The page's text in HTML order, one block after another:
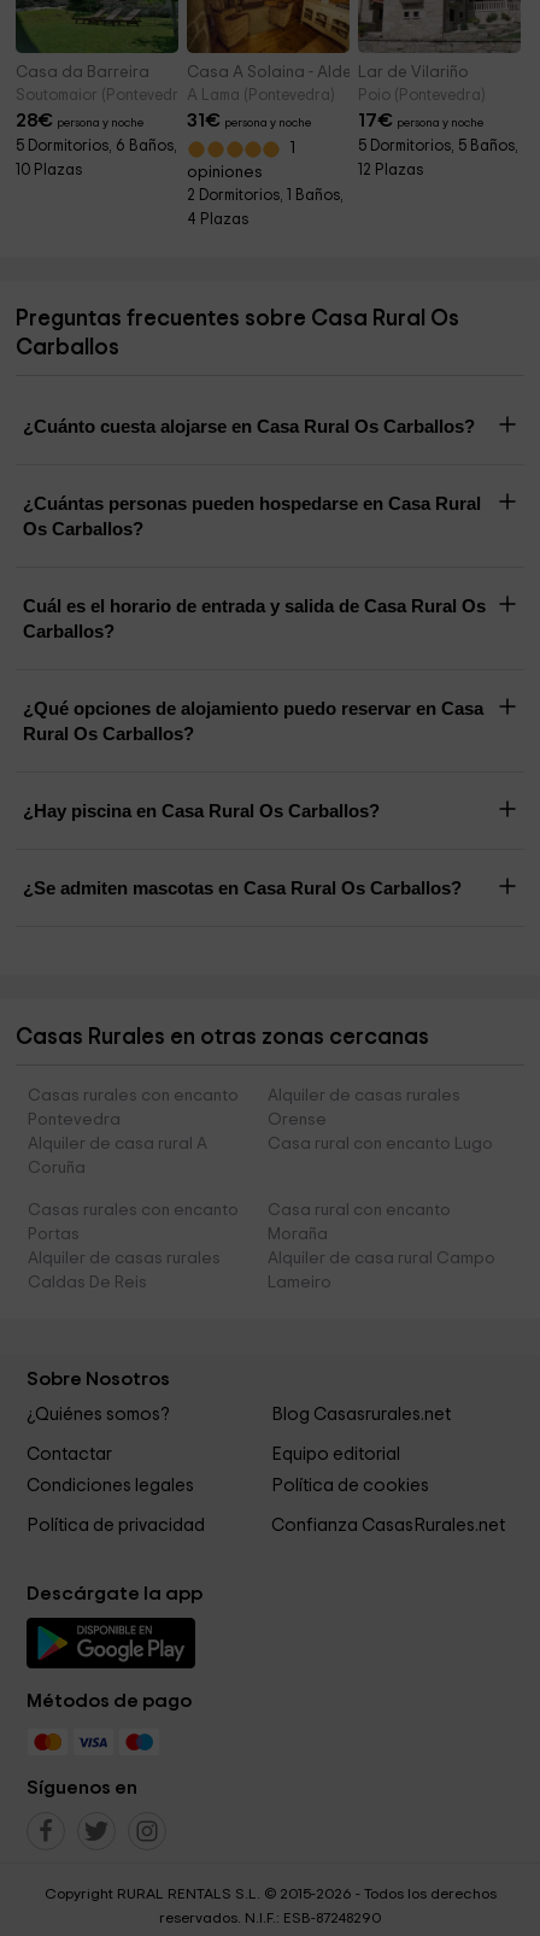
Casa da Barreira
Soutomaior (Pontevedra)
28€ persona y noche
5 Dormitorios, 6 Baños,
10 Plazas
Casa A Solaina - Aldea do Portomartiño
A Lama (Pontevedra)
31€ persona y noche
opiniones
2 Dormitorios, 1 Baños,
4 Plazas
Lar de Vilariño
Poio (Pontevedra)
17€ persona y noche
5 Dormitorios, 5 Baños,
12 Plazas
Preguntas frecuentes sobre Casa Rural Os
Carballos
¿Cuánto cuesta alojarse en Casa Rural Os Carballos?
¿Cuántas personas pueden hospedarse en Casa Rural
Os Carballos?
Cuál es el horario de entrada y salida de Casa Rural Os
Carballos?
¿Qué opciones de alojamiento puedo reservar en Casa
Rural Os Carballos?
¿Hay piscina en Casa Rural Os Carballos?
¿Se admiten mascotas en Casa Rural Os Carballos?
Casas Rurales en otras zonas cercanas
Casas rurales con encanto
Pontevedra
Alquiler de casas rurales
Orense
Alquiler de casa rural A
Coruña
Casa rural con encanto Lugo
Casas rurales con encanto
Portas
Casa rural con encanto
Moraña
Alquiler de casas rurales
Caldas De Reis
Alquiler de casa rural Campo
Lameiro
Sobre Nosotros
¿Quiénes somos? Blog Casasrurales.net
Contactar
Equipo editorial
Condiciones legales
Política de cookies
Política de privacidad Confianza CasasRurales.net
Descárgate la app
Métodos de pago
Síguenos en
Copyright RURAL RENTALS S.L. © 2015-2026 - Todos los derechos
reservados. N.I.F.: ESB-87248290